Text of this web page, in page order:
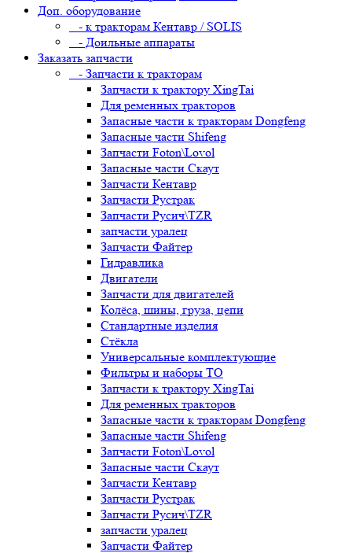
Доп. оборудование
- к тракторам Кентавр / SOLIS
- Доильные аппараты
Заказать запчасти
- Запчасти к тракторам
Запчасти к трактору XingTai
Для ременных тракторов
Запасные части к тракторам Dongfeng
Запасные части Shifeng
Запчасти Foton\Lovol
Запасные части Скаут
Запчасти Кентавр
Запчасти Рустрак
Запчасти Русич\TZR
запчасти уралец
Запчасти Файтер
Гидравлика
Двигатели
Запчасти для двигателей
Колёса, шины, груза, цепи
Стандартные изделия
Стёкла
Универсальные комплектующие
Фильтры и наборы ТО
Запчасти к трактору XingTai
Для ременных тракторов
Запасные части к тракторам Dongfeng
Запасные части Shifeng
Запчасти Foton\Lovol
Запасные части Скаут
Запчасти Кентавр
Запчасти Рустрак
Запчасти Русич\TZR
запчасти уралец
Запчасти Файтер